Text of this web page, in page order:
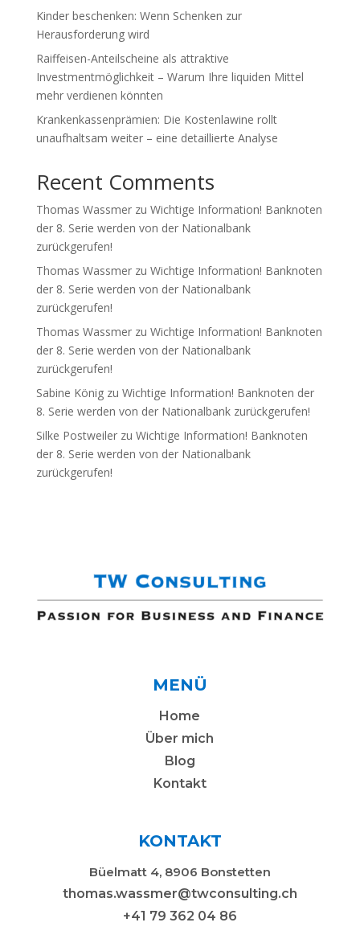
Kinder beschenken: Wenn Schenken zur
Herausforderung wird
Raiffeisen-Anteilscheine als attraktive
Investmentmöglichkeit – Warum Ihre liquiden Mittel
mehr verdienen könnten
Krankenkassenprämien: Die Kostenlawine rollt
unaufhaltsam weiter – eine detaillierte Analyse
Recent Comments
Thomas Wassmerzu Wichtige Information! Banknoten
der 8. Serie werden von der Nationalbank
zurückgerufen!
Thomas Wassmerzu Wichtige Information! Banknoten
der 8. Serie werden von der Nationalbank
zurückgerufen!
Thomas Wassmerzu Wichtige Information! Banknoten
der 8. Serie werden von der Nationalbank
zurückgerufen!
Sabine Königzu Wichtige Information! Banknoten der
8. Serie werden von der Nationalbank zurückgerufen!
Silke Postweilerzu Wichtige Information! Banknoten
der 8. Serie werden von der Nationalbank
zurückgerufen!
MENÜ
Home
Über mich
Blog
Kontakt
KONTAKT
Büelmatt 4, 8906 Bonstetten
thomas.wassmer@twconsulting.ch
+41 79 362 04 86